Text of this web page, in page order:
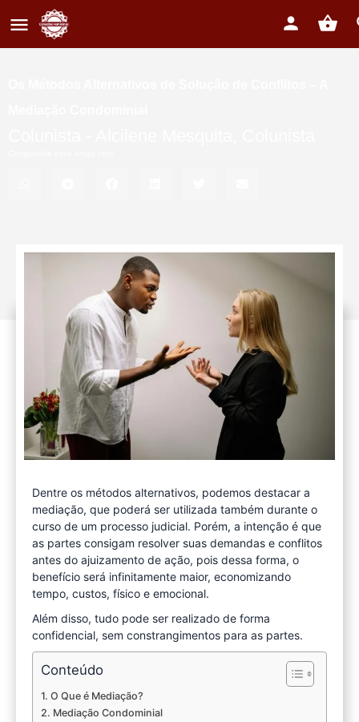
Dentre os métodos alternativos, podemos destacar a
mediação, que poderá ser utilizada também durante o
curso de um processo judicial. Porém, a intenção é que
as partes consigam resolver suas demandas e conflitos
antes do ajuizamento de ação, pois dessa forma, o
benefício será infinitamente maior, economizando
tempo, custos, físico e emocional.
Além disso, tudo pode ser realizado de forma
confidencial, sem constrangimentos para as partes.
Conteúdo
O Que é Mediação?
Mediação Condominial